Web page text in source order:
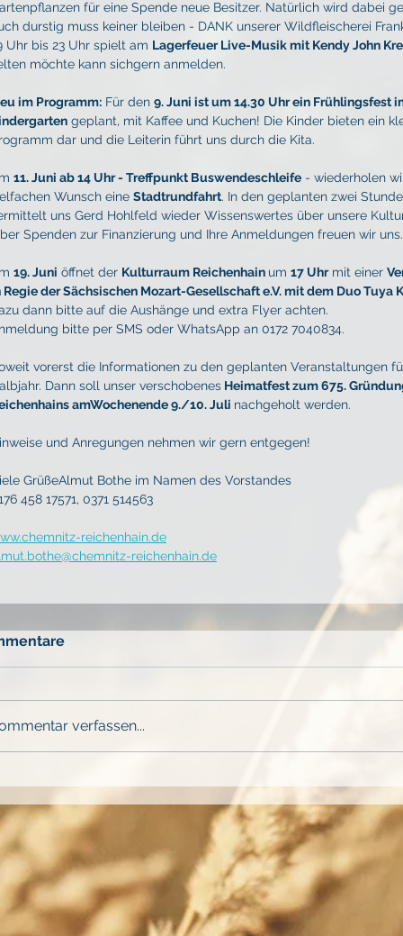
für eine Spende neue Besitzer. Natürlich wird dabei
durstig muss keiner bleiben - DANK unserer Wildfleischerei
Uhr bis 23 Uhr spielt am Lagerfeuer Live-Musik mit Kendy John
möchte kann sichgern anmelden.
im Programm: Für den 9. Juni ist um 14.30 Uhr ein Frühlingsfest
geplant, mit Kaffee und Kuchen! Die Kinder bieten ein
dar und die Leiterin führt uns durch die Kita.
11. Juni ab 14 Uhr - Treffpunkt Buswendeschleife - wiederholen
Wunsch eine Stadtrundfahrt. In den geplanten zwei
uns Gerd Hohlfeld wieder Wissenswertes über unsere
Spenden zur Finanzierung und Ihre Anmeldungen freuen wir uns.
19. Juni öffnet der Kulturraum Reichenhain um 17 Uhr mit einer
Regie der Sächsischen Mozart-Gesellschaft e.V. mit dem Duo Tuya
dann bitte auf die Aushänge und extra Flyer achten.
bitte per SMS oder WhatsApp an 0172 7040834.
vorerst die Informationen zu den geplanten Veranstaltungen
Dann soll unser verschobenes Heimatfest zum 675.
amWochenende 9./10. Juli nachgeholt werden.
und Anregungen nehmen wir gern entgegen!
GrüßeAlmut Bothe im Namen des Vorstandes
458 17571, 0371 514563
reichenhain.de
reichenhain.de
verfassen...